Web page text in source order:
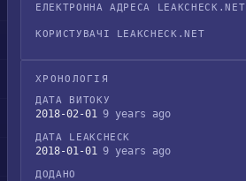
ЕЛЕКТРОННА АДРЕСА LEAKCHECK.NET
КОРИСТУВАЧІ LEAKCHECK.NET
ХРОНОЛОГІЯ
ДАТА ВИТОКУ
2018-02-01 9 years ago
ДАТА LEAKCHECK
2018-01-01 9 years ago
ДОДАНО